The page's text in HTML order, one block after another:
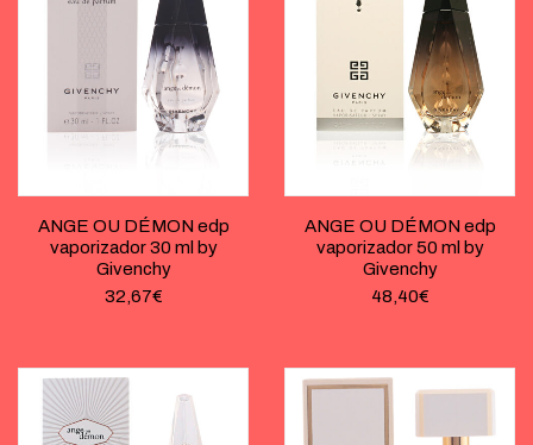
ANGE OU DÉMON edp
vaporizador 30 ml by
Givenchy
32,67€
ANGE OU DÉMON edp
vaporizador 50 ml by
Givenchy
48,40€